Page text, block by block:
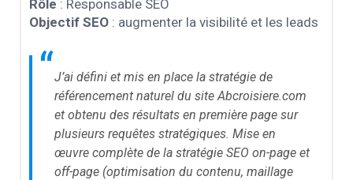
Rôle : Responsable SEO
Objectif SEO : augmenter la visibilité et les leads
“J’ai défini et mis en place la stratégie de
référencement naturel du site Abcroisiere.com
et obtenu des résultats en première page sur
plusieurs requêtes stratégiques. Mise en
œuvre complète de la stratégie SEO on-page et
off-page (optimisation du contenu, maillage